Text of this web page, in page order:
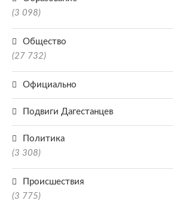
(3 098)
Общество
(27 732)
Официально
Подвиги Дагестанцев
Политика
(3 308)
Происшествия
(3 775)